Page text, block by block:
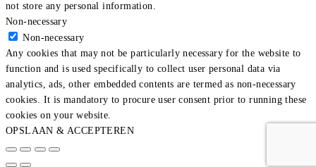
not store any personal information.
Non-necessary
Non-necessary
Any cookies that may not be particularly necessary for the website to
function and is used specifically to collect user personal data via
analytics, ads, other embedded contents are termed as non-necessary
cookies. It is mandatory to procure user consent prior to running these
cookies on your website.
OPSLAAN & ACCEPTEREN